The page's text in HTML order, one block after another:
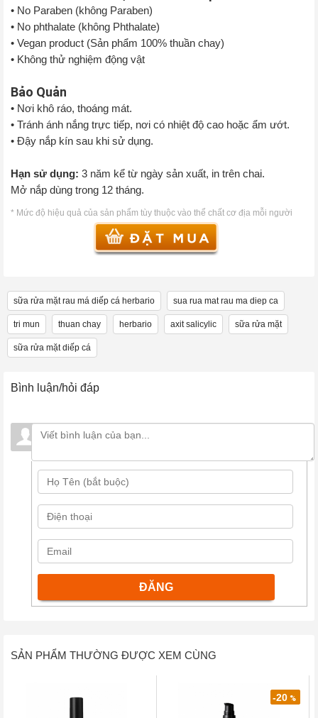
• No Paraben (không Paraben)
• No phthalate (không Phthalate)
• Vegan product (Sản phẩm 100% thuần chay)
• Không thử nghiệm động vật
Bảo Quản
• Nơi khô ráo, thoáng mát.
• Tránh ánh nắng trực tiếp, nơi có nhiệt độ cao hoặc ẩm ướt.
• Đậy nắp kín sau khi sử dụng.
Hạn sử dụng: 3 năm kể từ ngày sản xuất, in trên chai.
Mở nắp dùng trong 12 tháng.
* Mức độ hiệu quả của sản phẩm tùy thuộc vào thể chất cơ địa mỗi người
sữa rửa mặt rau má diếp cá herbario sua rua mat rau ma diep ca
tri mun thuan chay herbario axit salicylic sữa rửa mặt
sữa rửa mặt diếp cá
Bình luận/hỏi đáp
SẢN PHẨM THƯỜNG ĐƯỢC XEM CÙNG
-20 %